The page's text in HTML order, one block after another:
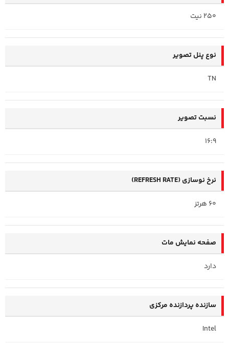
250 نیت
نوع پنل تصویر
TN
نسبت تصویر
16:9
نرخ نوسازی (REFRESH RATE)
60 هرتز
صفحه نمایش مات
دارد
سازنده پردازنده مرکزی
Intel